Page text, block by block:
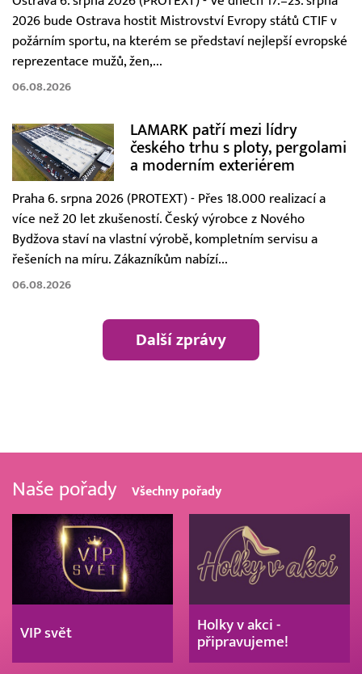
2026 bude Ostrava hostit Mistrovství Evropy států CTIF v
požárním sportu, na kterém se představí nejlepší evropské
reprezentace mužů, žen,...
06.08.2026
LAMARK patří mezi lídry
českého trhu s ploty, pergolami
a moderním exteriérem
Praha 6. srpna 2026 (PROTEXT) - Přes 18.000 realizací a
více než 20 let zkušeností. Český výrobce z Nového
Bydžova staví na vlastní výrobě, kompletním servisu a
řešeních na míru. Zákazníkům nabízí...
06.08.2026
Další zprávy
Naše pořady Všechny pořady
VIP svět
Holky v akci -
připravujeme!